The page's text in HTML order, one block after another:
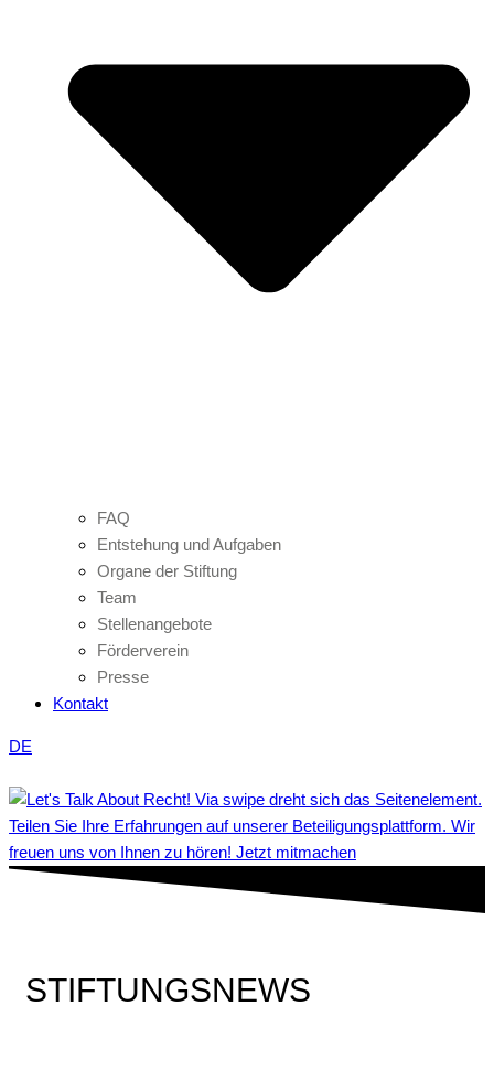
FAQ
Entstehung und Aufgaben
Organe der Stiftung
Team
Stellenangebote
Förderverein
Presse
Kontakt
DE
Teilen Sie Ihre Erfahrungen auf unserer Beteiligungsplattform. Wir
freuen uns von Ihnen zu hören! Jetzt mitmachen
STIFTUNGSNEWS